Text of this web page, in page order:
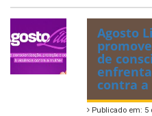
Agosto
de
contra
Publicado em: 5